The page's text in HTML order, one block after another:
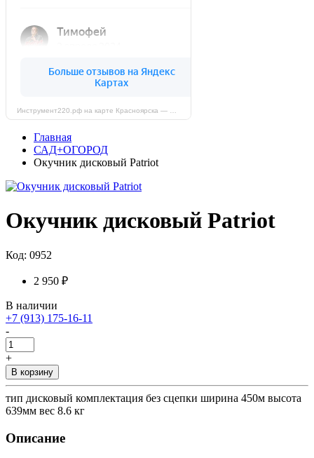
Главная
САД+ОГОРОД
Окучник дисковый Patriot
Окучник дисковый Patriot
Код: 0952
2 950 ₽
В наличии
+7 (913) 175-16-11
-
+
В корзину
тип дисковый комплектация без сцепки ширина 450м высота
639мм вес 8.6 кг
Описание